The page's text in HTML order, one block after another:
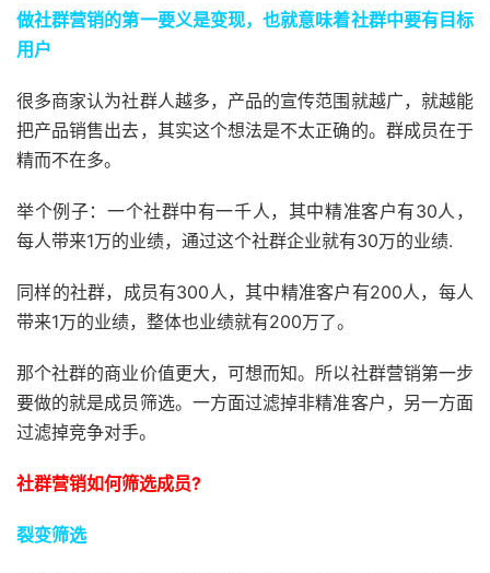
做社群营销的第一要义是变现，也就意味着社群中要有目标
用户
很多商家认为社群人越多，产品的宣传范围就越广，就越能
把产品销售出去，其实这个想法是不太正确的。群成员在于
精而不在多。
举个例子：一个社群中有一千人，其中精准客户有30人，
每人带来1万的业绩，通过这个社群企业就有30万的业绩.
同样的社群，成员有300人，其中精准客户有200人，每人
带来1万的业绩，整体也业绩就有200万了。
那个社群的商业价值更大，可想而知。所以社群营销第一步
要做的就是成员筛选。一方面过滤掉非精准客户，另一方面
过滤掉竞争对手。
社群营销如何筛选成员?
裂变筛选